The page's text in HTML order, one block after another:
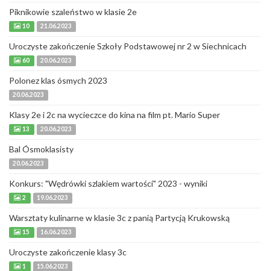
Piknikowie szaleństwo w klasie 2e
10 21.06.2023
Uroczyste zakończenie Szkoły Podstawowej nr 2 w Siechnicach
60 20.06.2023
Polonez klas ósmych 2023
20.06.2023
Klasy 2e i 2c na wycieczce do kina na film pt. Mario Super
13 20.06.2023
Bal Ósmoklasisty
20.06.2023
Konkurs: "Wędrówki szlakiem wartości" 2023 - wyniki
2 19.06.2023
Warsztaty kulinarne w klasie 3c z panią Partycją Krukowską
15 16.06.2023
Uroczyste zakończenie klasy 3c
1 15.06.2023